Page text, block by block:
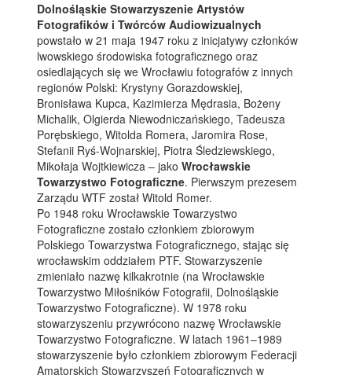
Dolnośląskie Stowarzyszenie Artystów
Fotografików i Twórców Audiowizualnych
powstało w 21 maja 1947 roku z inicjatywy członków
lwowskiego środowiska fotograficznego oraz
osiedlających się we Wrocławiu fotografów z innych
regionów Polski: Krystyny Gorazdowskiej,
Bronisława Kupca, Kazimierza Mędrasia, Bożeny
Michalik, Olgierda Niewodniczańskiego, Tadeusza
Porębskiego, Witolda Romera, Jaromira Rose,
Stefanii Ryś-Wojnarskiej, Piotra Śledziewskiego,
Mikołaja Wojtkiewicza – jakoWrocławskie
Towarzystwo Fotograficzne. Pierwszym prezesem
Zarządu WTF został Witold Romer.
Po 1948 roku Wrocławskie Towarzystwo
Fotograficzne zostało członkiem zbiorowym
Polskiego Towarzystwa Fotograficznego, stając się
wrocławskim oddziałem PTF. Stowarzyszenie
zmieniało nazwę kilkakrotnie (na Wrocławskie
Towarzystwo Miłośników Fotografii, Dolnośląskie
Towarzystwo Fotograficzne). W 1978 roku
stowarzyszeniu przywrócono nazwę Wrocławskie
Towarzystwo Fotograficzne. W latach 1961–1989
stowarzyszenie było członkiem zbiorowym Federacji
Amatorskich Stowarzyszeń Fotograficznych w